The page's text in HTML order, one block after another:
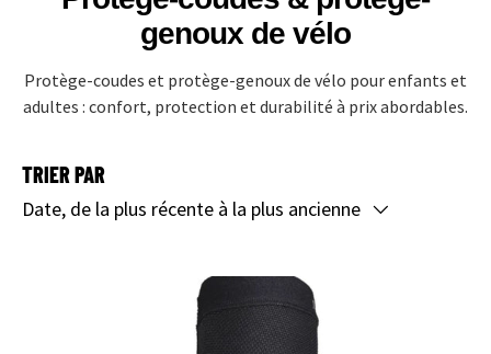
genoux de vélo
Protège-coudes et protège-genoux de vélo pour enfants et
adultes : confort, protection et durabilité à prix abordables.
TRIER PAR
Date, de la plus récente à la plus ancienne